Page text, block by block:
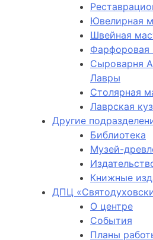
Ювелирная
Швейная
Фарфоровая
Сыроварня
Лавры
Столярная
Лаврская
Другие
Библиотека
Музей-
Книжные
ДПЦ
О центре
События
Планы